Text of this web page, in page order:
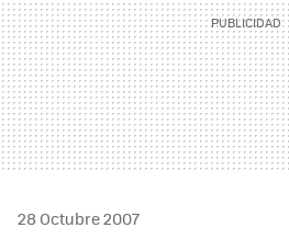
28 Octubre 2007